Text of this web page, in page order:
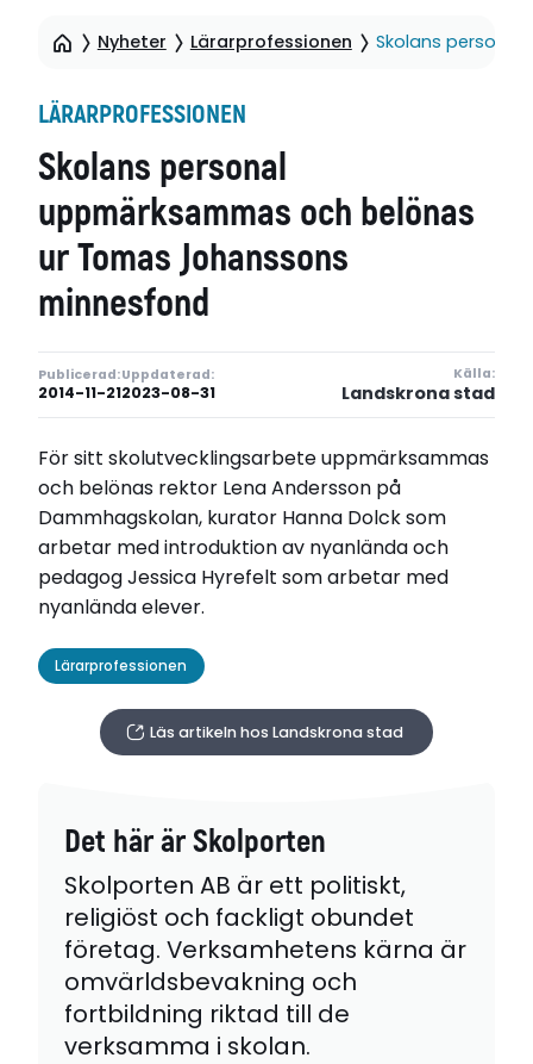
Nyheter Lärarprofessionen Skolans
LÄRARPROFESSIONEN
Skolans personal
uppmärksammas och belönas
ur Tomas Johanssons
minnesfond
Publicerad:
2014-11-21
Uppdaterad:
2023-08-31
Källa:
Landskrona stad
För sitt skolutvecklingsarbete uppmärksammas
och belönas rektor Lena Andersson på
Dammhagskolan, kurator Hanna Dolck som
arbetar med introduktion av nyanlända och
pedagog Jessica Hyrefelt som arbetar med
nyanlända elever.
Lärarprofessionen
Läs artikeln hos Landskrona stad
Det här är Skolporten
Skolporten AB är ett politiskt,
religiöst och fackligt obundet
företag. Verksamhetens kärna är
omvärldsbevakning och
fortbildning riktad till de
verksamma i skolan.